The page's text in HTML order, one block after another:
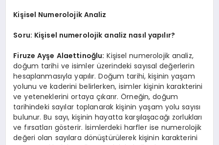
Kişisel Numerolojik Analiz
Soru: Kişisel numerolojik analiz nasıl yapılır?
Firuze Ayşe Alaettinoğlu: Kişisel numerolojik analiz,
doğum tarihi ve isimler üzerindeki sayısal değerlerin
hesaplanmasıyla yapılır. Doğum tarihi, kişinin yaşam
yolunu ve kaderini belirlerken, isimler kişinin karakterini
ve yeteneklerini ortaya çıkarır. Örneğin, doğum
tarihindeki sayılar toplanarak kişinin yaşam yolu sayısı
bulunur. Bu sayı, kişinin hayatta karşılaşacağı zorlukları
ve fırsatları gösterir. İsimlerdeki harfler ise numerolojik
değeri olan sayılara dönüştürülerek kişinin karakterini